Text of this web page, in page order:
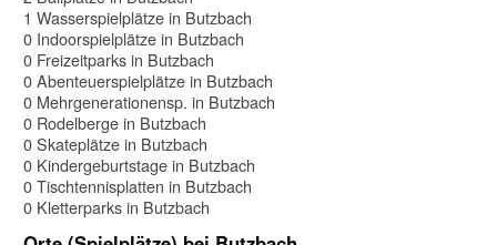
1 Wasserspielplätze in Butzbach
0 Indoorspielplätze in Butzbach
0 Freizeitparks in Butzbach
0 Abenteuerspielplätze in Butzbach
0 Mehrgenerationensp. in Butzbach
0 Rodelberge in Butzbach
0 Skateplätze in Butzbach
0 Kindergeburtstage in Butzbach
0 Tischtennisplatten in Butzbach
0 Kletterparks in Butzbach